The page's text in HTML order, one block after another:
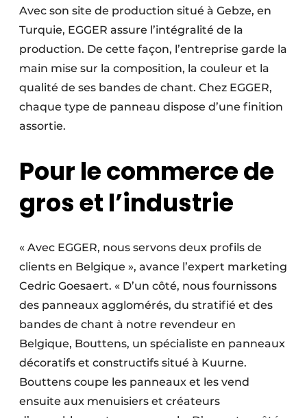
Avec son site de production situé à Gebze, en
Turquie, EGGER assure l’intégralité de la
production. De cette façon, l’entreprise garde la
main mise sur la composition, la couleur et la
qualité de ses bandes de chant. Chez EGGER,
chaque type de panneau dispose d’une finition
assortie.
Pour le commerce de
gros et l’industrie
« Avec EGGER, nous servons deux profils de
clients en Belgique », avance l’expert marketing
Cedric Goesaert. « D’un côté, nous fournissons
des panneaux agglomérés, du stratifié et des
bandes de chant à notre revendeur en
Belgique, Bouttens, un spécialiste en panneaux
décoratifs et constructifs situé à Kuurne.
Bouttens coupe les panneaux et les vend
ensuite aux menuisiers et créateurs